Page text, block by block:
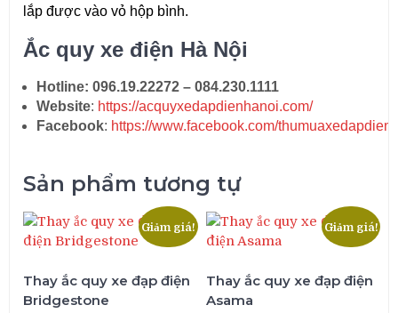
lắp được vào vỏ hộp bình.
Ắc quy xe điện Hà Nội
Hotline: 096.19.22272 – 084.230.1111
Website: https://acquyxedapdienhanoi.com/
Facebook: https://www.facebook.com/
Sản phẩm tương tự
Giảm giá!
Thay ắc quy xe đạp điện
Bridgestone
Giảm giá!
Thay ắc quy xe đạp điện
Asama